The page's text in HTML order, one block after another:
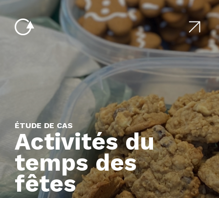
ÉTUDE DE CAS
Activités du
temps des
fêtes